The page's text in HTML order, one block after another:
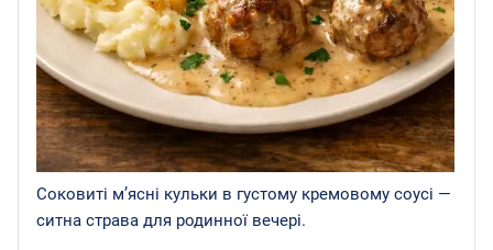
Соковиті м’ясні кульки в густому кремовому соусі —
ситна страва для родинної вечері.